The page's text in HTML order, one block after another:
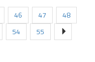
46 47
48
54
55